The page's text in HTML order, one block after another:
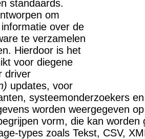
standaards.
om
over de
te verzamelen
Hierdoor is het
voor diegene
driver
updates, voor
systeemonderzoekers
worden weergegeven
vorm, die kan worden
types zoals Tekst, CSV,